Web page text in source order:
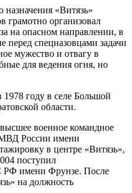
«Витязь»
грамотно организовал
на опасном направлении, в
перед спецназовцами задачи
мужество и отвагу в
для ведения огня, но
1978 году в селе Большой
области.
военное командное
России имени
в центре «Витязь»,
поступил
имени Фрунзе. После
на должность